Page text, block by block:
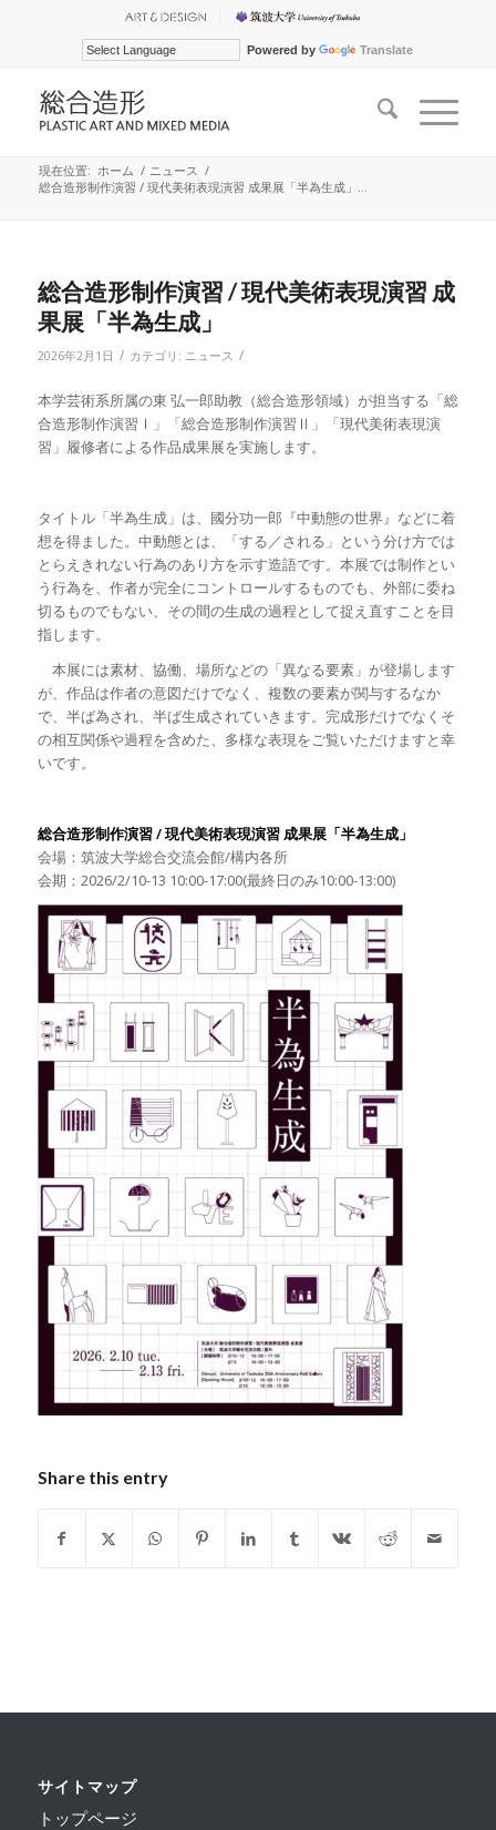
Powered by Translate
現在位置: ホーム / ニュース /
総合造形制作演習 / 現代美術表現演習 成果展「半為生成」...
総合造形制作演習 / 現代美術表現演習 成
果展「半為生成」
2026年2月1日 / カテゴリ: ニュース /
本学芸術系所属の東 弘一郎助教（総合造形領域）が担当する「総
合造形制作演習Ⅰ」「総合造形制作演習Ⅱ」「現代美術表現演
習」履修者による作品成果展を実施します。
タイトル「半為生成」は、國分功一郎『中動態の世界』などに着
想を得ました。中動態とは、「する／される」という分け方では
とらえきれない行為のあり方を示す造語です。本展では制作とい
う行為を、作者が完全にコントロールするものでも、外部に委ね
切るものでもない、その間の生成の過程として捉え直すことを目
指します。
本展には素材、協働、場所などの「異なる要素」が登場します
が、作品は作者の意図だけでなく、複数の要素が関与するなか
で、半ば為され、半ば生成されていきます。完成形だけでなくそ
の相互関係や過程を含めた、多様な表現をご覧いただけますと幸
いです。
総合造形制作演習 / 現代美術表現演習 成果展「半為生成」
会場：筑波大学総合交流会館/構内各所
会期：2026/2/10-13 10:00-17:00(最終日のみ10:00-13:00)
Share this entry
サイトマップ
トップページ